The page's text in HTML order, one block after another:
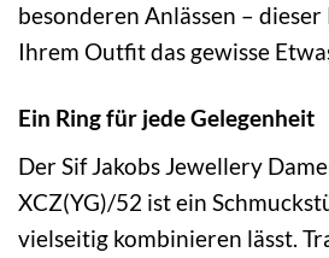
besonderen Anlässen –
Ihrem Outfit das gewisse
Ein Ring für jede Gelegenheit
Der Sif Jakobs Jewellery
XCZ(YG)/52 ist ein
vielseitig kombinieren lässt.